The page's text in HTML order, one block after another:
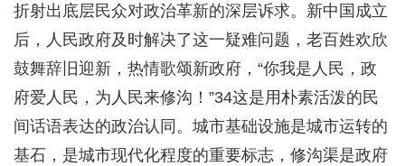
折射出底层民众对政治革新的深层诉求。新中国成立
后，人民政府及时解决了这一疑难问题，老百姓欢欣
鼓舞辞旧迎新，热情歌颂新政府，“你我是人民，政
府爱人民，为人民来修沟！”34这是用朴素活泼的民
间话语表达的政治认同。城市基础设施是城市运转的
基石，是城市现代化程度的重要标志，修沟渠是政府